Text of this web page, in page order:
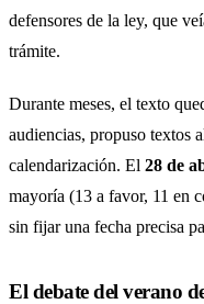
defensores de la ley, que
trámite.
Durante meses, el texto
audiencias, propuso textos
calendarización. El 28 de
mayoría (13 a favor, 11 en
sin fijar una fecha precisa
El debate del verano